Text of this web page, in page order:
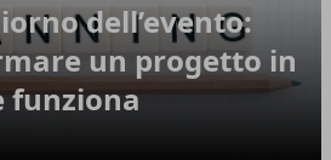
dell’evento:
un progetto in
funziona